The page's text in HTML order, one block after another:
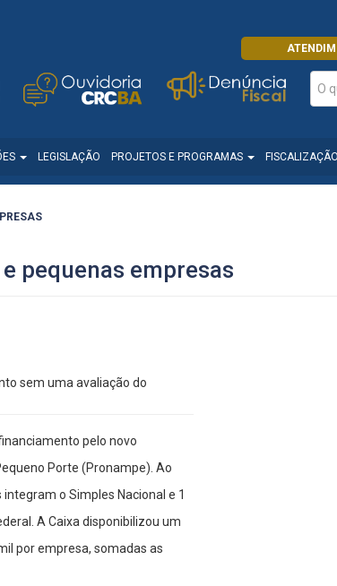
LEGISLAÇÃO PROJETOS E PROGRAMAS FISCALIZAÇÃO
pequenas empresas
sem uma avaliação do
pelo novo
Porte (Pronampe). Ao
o Simples Nacional e 1
A Caixa disponibilizou um
por empresa, somadas as